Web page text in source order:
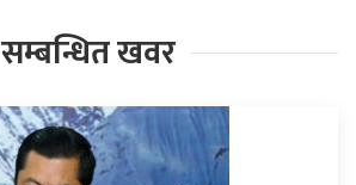
सम्बन्धित खवर